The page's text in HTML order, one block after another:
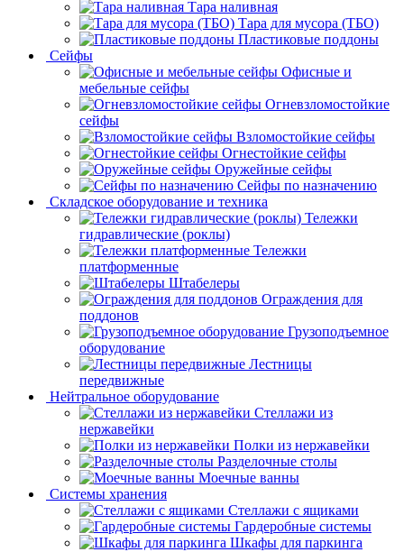
Тара наливная
Тара для мусора (ТБО)
Пластиковые поддоны
Сейфы
Офисные и
мебельные сейфы
Огневзломостойкие
сейфы
Взломостойкие сейфы
Огнестойкие сейфы
Оружейные сейфы
Сейфы по назначению
Складское оборудование и техника
Тележки
гидравлические (роклы)
Тележки
платформенные
Штабелеры
Ограждения для
поддонов
Грузоподъемное
оборудование
Лестницы
передвижные
Нейтральное оборудование
Стеллажи из
нержавейки
Полки из нержавейки
Разделочные столы
Моечные ванны
Системы хранения
Стеллажи с ящиками
Гардеробные системы
Шкафы для паркинга